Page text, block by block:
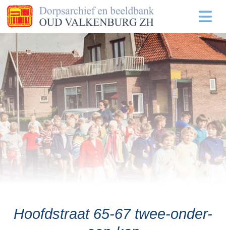
Hoofdstraat 65-67 twee-onder-